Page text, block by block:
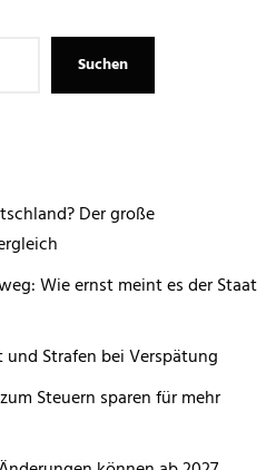
Suchen
Der große
Wie ernst meint es der Staat
Strafen bei Verspätung
Steuern sparen für mehr